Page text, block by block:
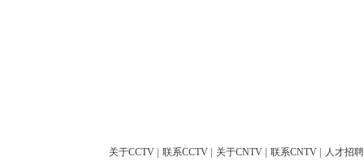
关于CCTV 联系CCTV 关于CNTV 联系CNTV 人才招聘